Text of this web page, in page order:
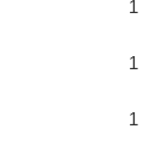
1
1
1